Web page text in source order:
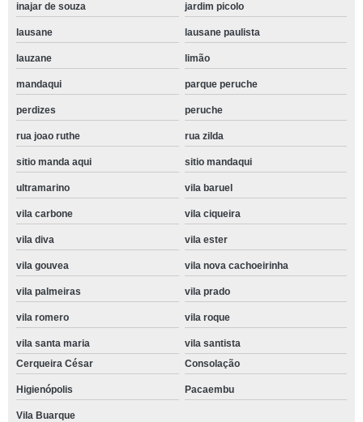
inajar de souza jardim picolo
lausane lausane paulista
lauzane limão
mandaqui parque peruche
perdizes peruche
rua joao ruthe rua zilda
sitio manda aqui sitio mandaqui
ultramarino vila baruel
vila carbone vila ciqueira
vila diva vila ester
vila gouvea vila nova cachoeirinha
vila palmeiras vila prado
vila romero vila roque
vila santa maria
vila santista
Cerqueira César
Consolação
Higienópolis Pacaembu
Vila Buarque